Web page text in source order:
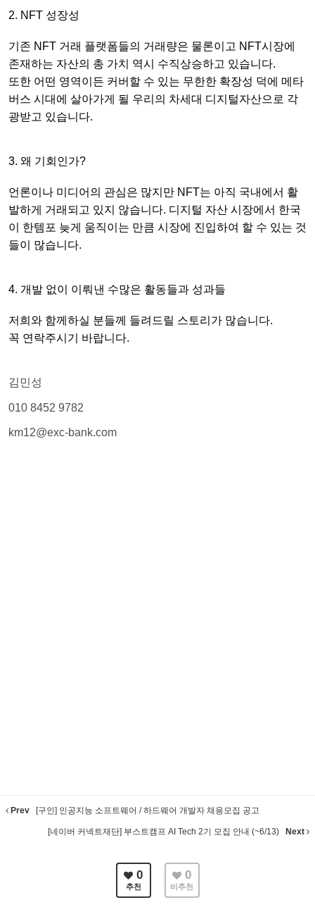
2. NFT 성장성
기존 NFT 거래 플랫폼들의 거래량은 물론이고 NFT시장에
존재하는 자산의 총 가치 역시 수직상승하고 있습니다.
또한 어떤 영역이든 커버할 수 있는 무한한 확장성 덕에 메타
버스 시대에 살아가게 될 우리의 차세대 디지털자산으로 각
광받고 있습니다.
3. 왜 기회인가?
언론이나 미디어의 관심은 많지만 NFT는 아직 국내에서 활
발하게 거래되고 있지 않습니다. 디지털 자산 시장에서 한국
이 한템포 늦게 움직이는 만큼 시장에 진입하여 할 수 있는 것
들이 많습니다.
4. 개발 없이 이뤄낸 수많은 활동들과 성과들
저희와 함께하실 분들께 들려드릴 스토리가 많습니다.
꼭 연락주시기 바랍니다.
김민성
010 8452 9782
km12@exc-bank.com
Prev [구인] 인공지능 소프트웨어 / 하드웨어 개발자 채용모집 공고
[네이버 커넥트재단] 부스트캠프 AI Tech 2기 모집 안내 (~6/13) Next
0
추천
0
비추천